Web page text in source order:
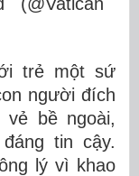
trẻ một sứ
người đích
vẻ bề ngoài,
tin cậy.
lý vì khao